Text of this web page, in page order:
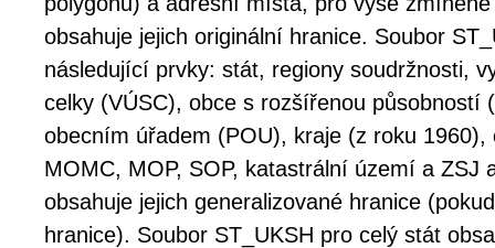
obsahuje jejich originální hranice. Soubor
následující prvky: stát, regiony soudržnosti,
celky (VÚSC), obce s rozšířenou působností
obecním úřadem (POU), kraje (z roku 1960),
MOMC, MOP, SOP, katastrální území a ZSJ
obsahuje jejich generalizované hranice
hranice). Soubor ST_UKSH pro celý stát